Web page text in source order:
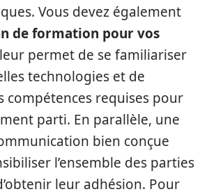
Vous devez également
de formation pour vos
permet de se familiariser
technologies et de
compétences requises pour
parti. En parallèle, une
bien conçue
l’ensemble des parties
leur adhésion. Pour